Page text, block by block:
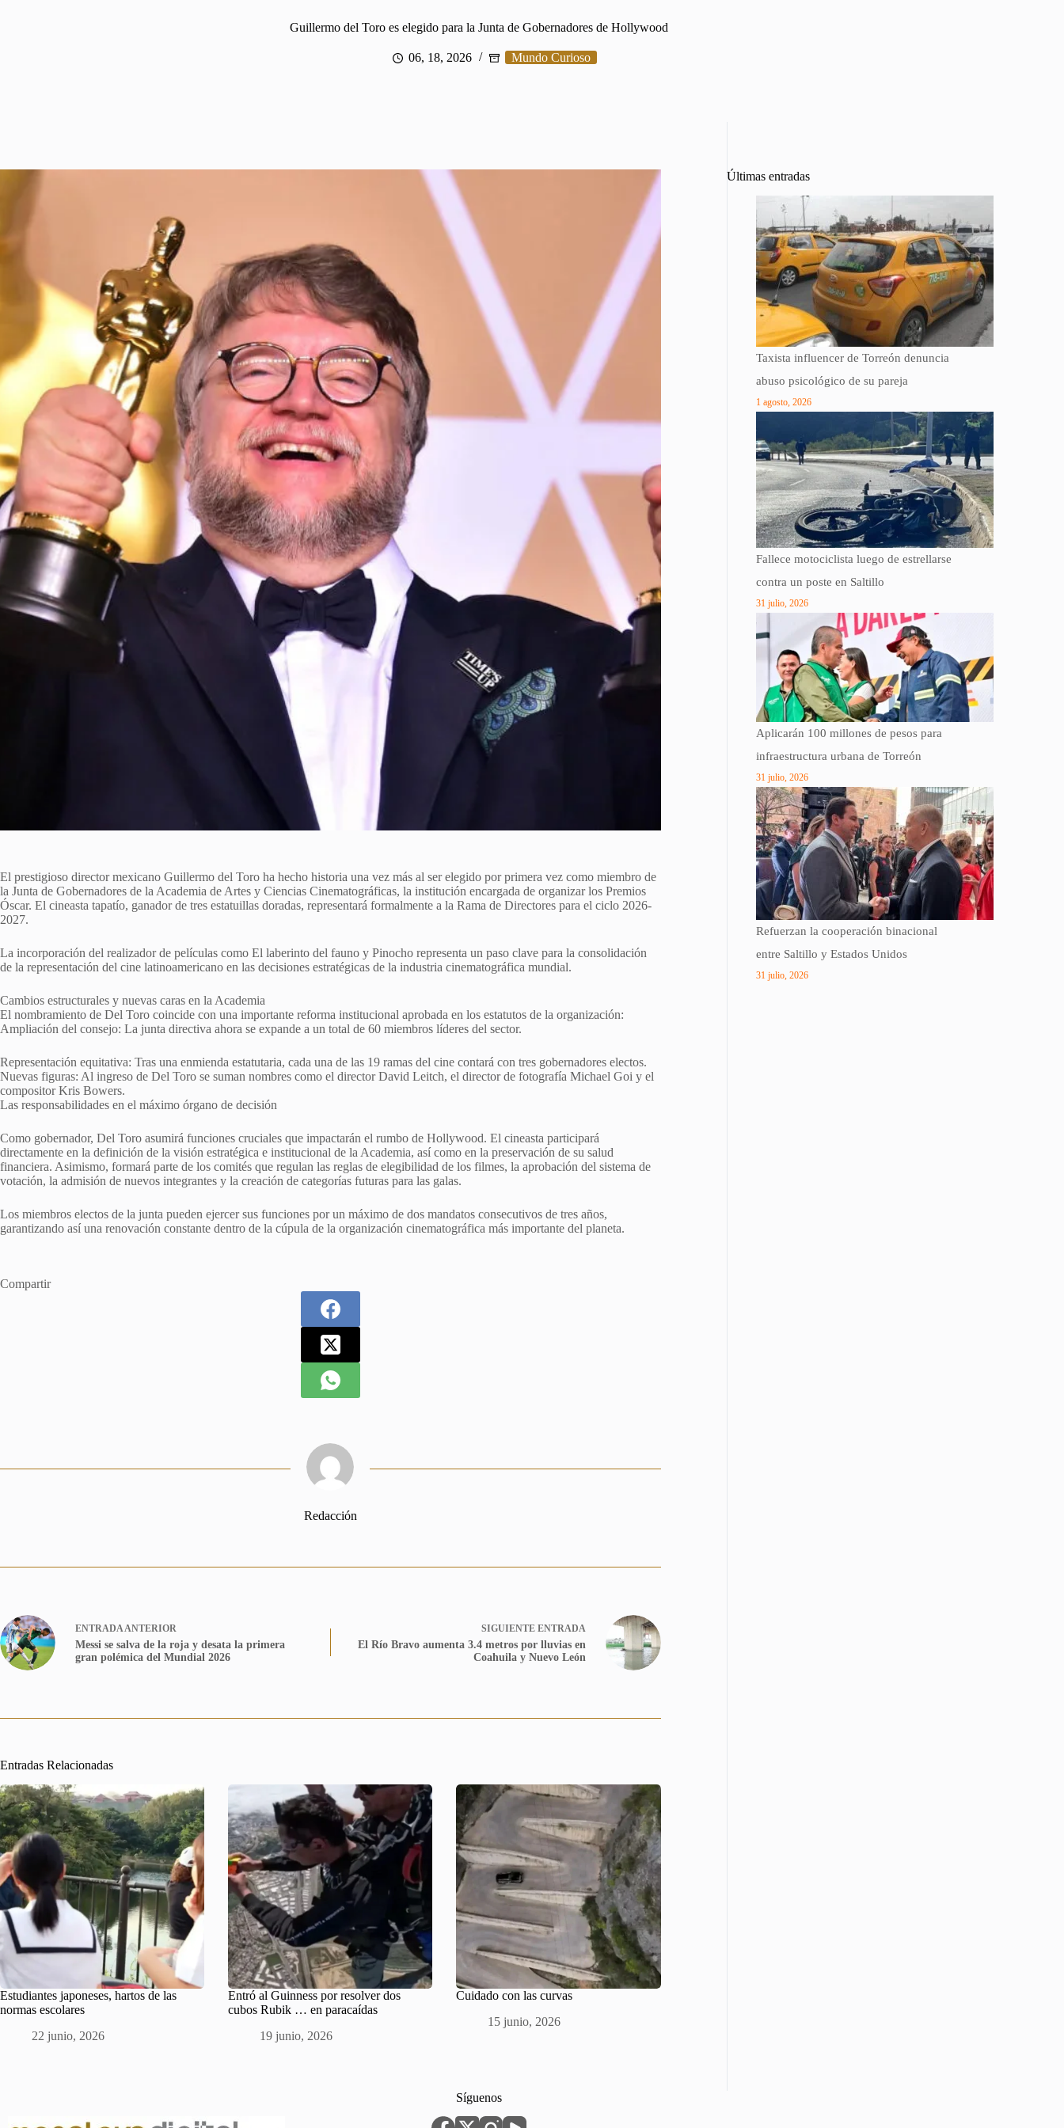
Guillermo del Toro es elegido para la Junta de Gobernadores de Hollywood
06, 18, 2026 Mundo Curioso
El prestigioso director mexicano Guillermo del Toro ha hecho historia una vez más al ser elegido por primera vez como miembro de
la Junta de Gobernadores de la Academia de Artes y Ciencias Cinematográficas, la institución encargada de organizar los Premios
Óscar. El cineasta tapatío, ganador de tres estatuillas doradas, representará formalmente a la Rama de Directores para el ciclo 2026-
2027.
La incorporación del realizador de películas como El laberinto del fauno y Pinocho representa un paso clave para la consolidación
de la representación del cine latinoamericano en las decisiones estratégicas de la industria cinematográfica mundial.
Cambios estructurales y nuevas caras en la Academia
El nombramiento de Del Toro coincide con una importante reforma institucional aprobada en los estatutos de la organización:
Ampliación del consejo: La junta directiva ahora se expande a un total de 60 miembros líderes del sector.
Representación equitativa: Tras una enmienda estatutaria, cada una de las 19 ramas del cine contará con tres gobernadores electos.
Nuevas figuras: Al ingreso de Del Toro se suman nombres como el director David Leitch, el director de fotografía Michael Goi y el
compositor Kris Bowers.
Las responsabilidades en el máximo órgano de decisión
Como gobernador, Del Toro asumirá funciones cruciales que impactarán el rumbo de Hollywood. El cineasta participará
directamente en la definición de la visión estratégica e institucional de la Academia, así como en la preservación de su salud
financiera. Asimismo, formará parte de los comités que regulan las reglas de elegibilidad de los filmes, la aprobación del sistema de
votación, la admisión de nuevos integrantes y la creación de categorías futuras para las galas.
Los miembros electos de la junta pueden ejercer sus funciones por un máximo de dos mandatos consecutivos de tres años,
garantizando así una renovación constante dentro de la cúpula de la organización cinematográfica más importante del planeta.
Compartir
Redacción
ENTRADAANTERIOR
Messi se salva de la roja y desata la primera
gran polémica del Mundial 2026
SIGUIENTE ENTRADA
El Río Bravo aumenta 3.4 metros por lluvias en
Coahuila y Nuevo León
Entradas Relacionadas
Estudiantes japoneses, hartos de las
normas escolares
22 junio, 2026
Entró al Guinness por resolver dos
cubos Rubik … en paracaídas
19 junio, 2026
Cuidado con las curvas
15 junio, 2026
Últimas entradas
Taxista influencer de Torreón denuncia
abuso psicológico de su pareja
1 agosto, 2026
Fallece motociclista luego de estrellarse
contra un poste en Saltillo
31 julio, 2026
Aplicarán 100 millones de pesos para
infraestructura urbana de Torreón
31 julio, 2026
Refuerzan la cooperación binacional
entre Saltillo y Estados Unidos
31 julio, 2026
Síguenos